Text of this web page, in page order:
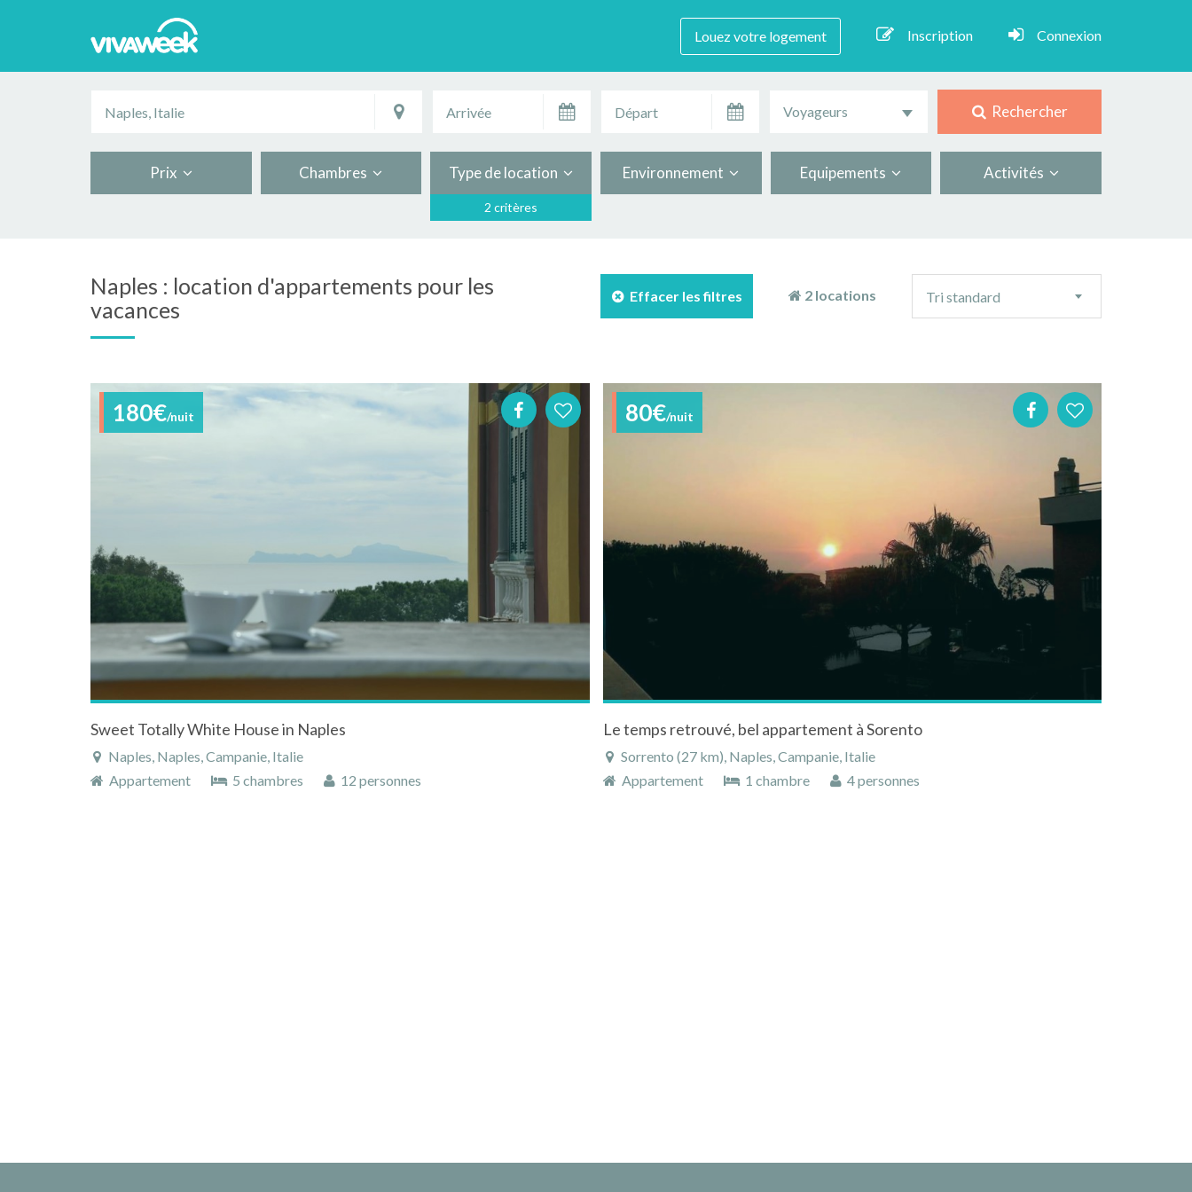
Louez votre logement Inscription Connexion
Voyageurs Rechercher
Prix Chambres Type de location
2 critères
Environnement Equipements Activités
Naples : location d'appartements pour les
vacances
Effacer les filtres 2 locations
tri
Tri standard
180€/nuit
Sweet Totally White House in Naples
Naples, Naples, Campanie, Italie
Appartement
5 chambres 12 personnes
80€/nuit
Le temps retrouvé, bel appartement à Sorento
Sorrento (27 km), Naples, Campanie, Italie
Appartement
1 chambre 4 personnes